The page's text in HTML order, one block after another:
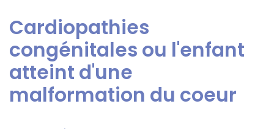
Cardiopathies
congénitales ou l'enfant
atteint d'une
malformation du coeur